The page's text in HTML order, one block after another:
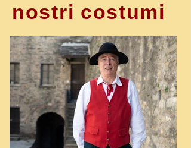
nostri costumi